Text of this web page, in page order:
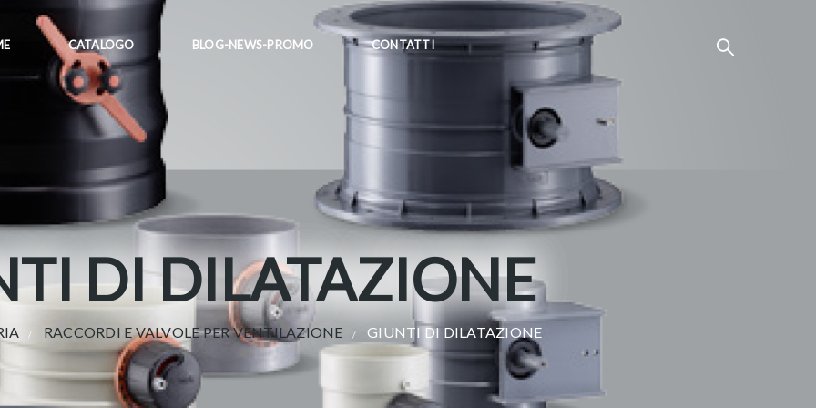
CATALOGO BLOG-NEWS-PROMO CONTATTI
DI DILATAZIONE
RACCORDI E VALVOLE PER VENTILAZIONE GIUNTI DI DILATAZIONE